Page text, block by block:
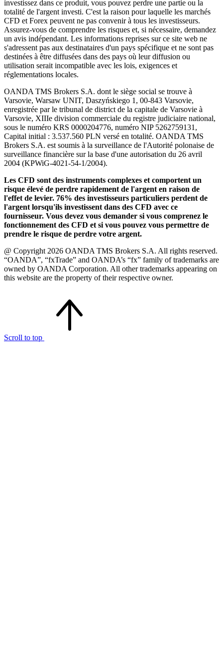
investissez dans ce produit, vous pouvez perdre une partie ou la
totalité de l'argent investi. C'est la raison pour laquelle les marchés
CFD et Forex peuvent ne pas convenir à tous les investisseurs.
Assurez-vous de comprendre les risques et, si nécessaire, demandez
un avis indépendant. Les informations reprises sur ce site web ne
s'adressent pas aux destinataires d'un pays spécifique et ne sont pas
destinées à être diffusées dans des pays où leur diffusion ou
utilisation serait incompatible avec les lois, exigences et
réglementations locales.
OANDA TMS Brokers S.A. dont le siège social se trouve à
Varsovie, Warsaw UNIT, Daszyńskiego 1, 00-843 Varsovie,
enregistrée par le tribunal de district de la capitale de Varsovie à
Varsovie, XIIIe division commerciale du registre judiciaire national,
sous le numéro KRS 0000204776, numéro NIP 5262759131,
Capital initial : 3.537.560 PLN versé en totalité. OANDA TMS
Brokers S.A. est soumis à la surveillance de l'Autorité polonaise de
surveillance financière sur la base d'une autorisation du 26 avril
2004 (KPWiG-4021-54-1/2004).
Les CFD sont des instruments complexes et comportent un
risque élevé de perdre rapidement de l'argent en raison de
l'effet de levier. 76% des investisseurs particuliers perdent de
l'argent lorsqu'ils investissent dans des CFD avec ce
fournisseur. Vous devez vous demander si vous comprenez le
fonctionnement des CFD et si vous pouvez vous permettre de
prendre le risque de perdre votre argent.
@ Copyright 2026 OANDA TMS Brokers S.A. All rights reserved.
“OANDA”, “fxTrade” and OANDA’s “fx” family of trademarks are
owned by OANDA Corporation. All other trademarks appearing on
this website are the property of their respective owner.
Scroll to top